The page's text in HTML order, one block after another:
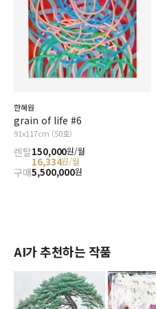
한혜원
grain of life #6
91x117cm (50호)
렌탈150,000원/월
16,334원/월
구매5,500,000원
AI가 추천하는 작품